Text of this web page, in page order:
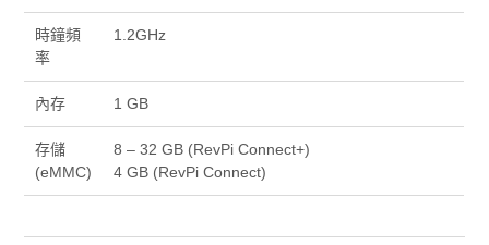
時鐘頻
率
1.2GHz
內存 1 GB
存儲
(eMMC)
8 – 32 GB (RevPi Connect+)
4 GB (RevPi Connect)